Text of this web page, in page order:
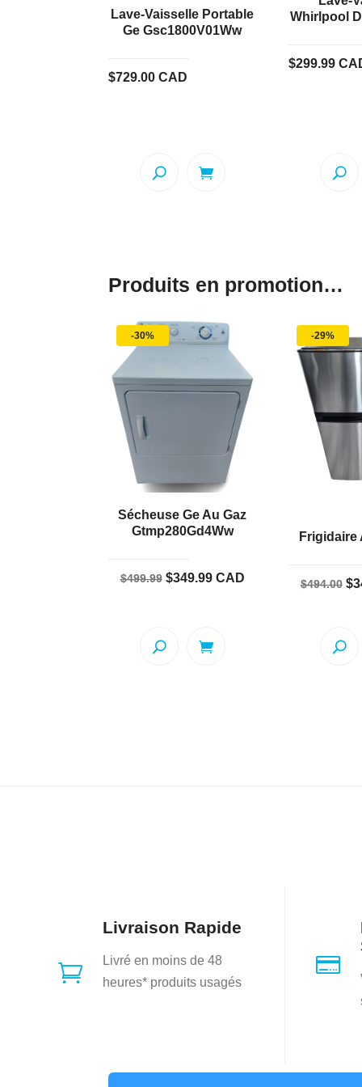
Lave-Vaisselle Portable
Ge Gsc1800V01Ww
$729.00 CAD
Whirlpool
$299.99
Produits en promotion…
-30%
Sécheuse Ge Au Gaz
Gtmp280Gd4Ww
$499.99 Le
était :
$349.99Le
est :
CAD
-29%
Frigidaire
$494.00 Le
$

Livraison Rapide
Livré en moins de 48
heures* produits usagés
